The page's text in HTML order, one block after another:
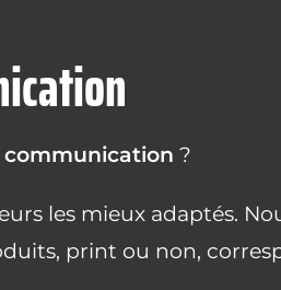
?
les mieux adaptés.
print ou non,